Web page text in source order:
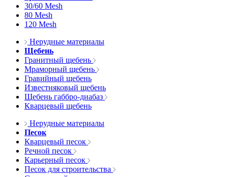
30/60 Mesh
80 Mesh
120 Mesh
Нерудные материалы
Щебень
Гранитный щебень
Мраморный щебень
Гравийный щебень
Известняковый щебень
Щебень габбро-диабаз
Кварцевый щебень
Нерудные материалы
Песок
Кварцевый песок
Речной песок
Карьерный песок
Песок для строительства